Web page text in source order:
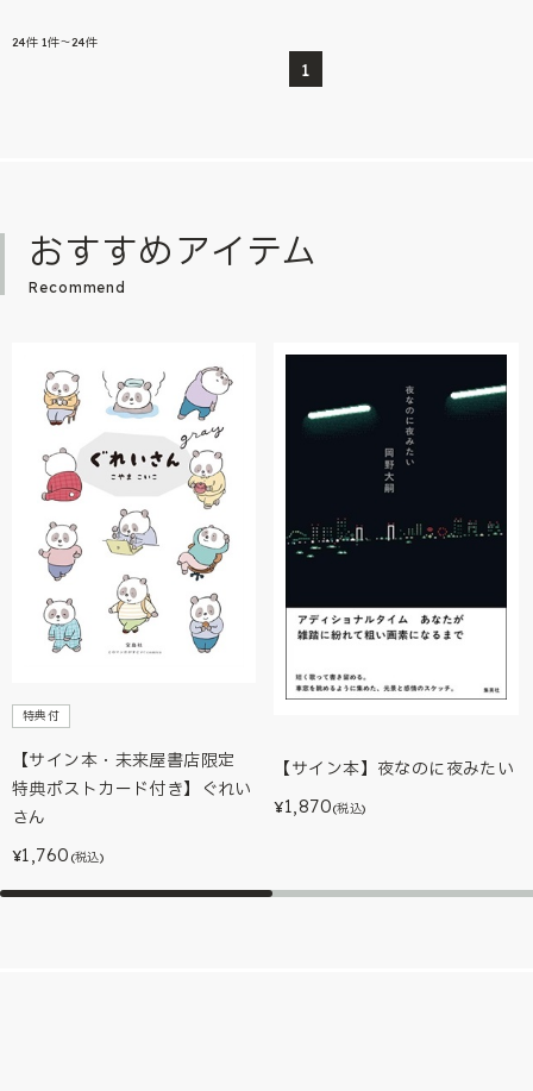
24件 1件～24件
1
おすすめアイテム
Recommend
特典付
【サイン本・未来屋書店限定
特典ポストカード付き】ぐれい
さん
¥1,760 (税込)
【サイン本】夜なのに夜みたい
¥1,870(税込)